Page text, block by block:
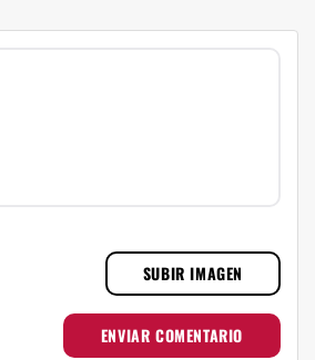
SUBIR IMAGEN
ENVIAR COMENTARIO